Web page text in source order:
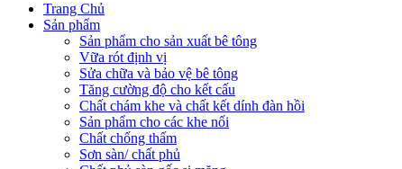
Trang Chủ
Sản phẩm
Sản phẩm cho sản xuất bê tông
Vữa rót định vị
Sửa chữa và bảo vệ bê tông
Tăng cường độ cho kết cấu
Chất chám khe và chất kết dính đàn hồi
Sản phẩm cho các khe nối
Chất chống thấm
Sơn sàn/ chất phủ